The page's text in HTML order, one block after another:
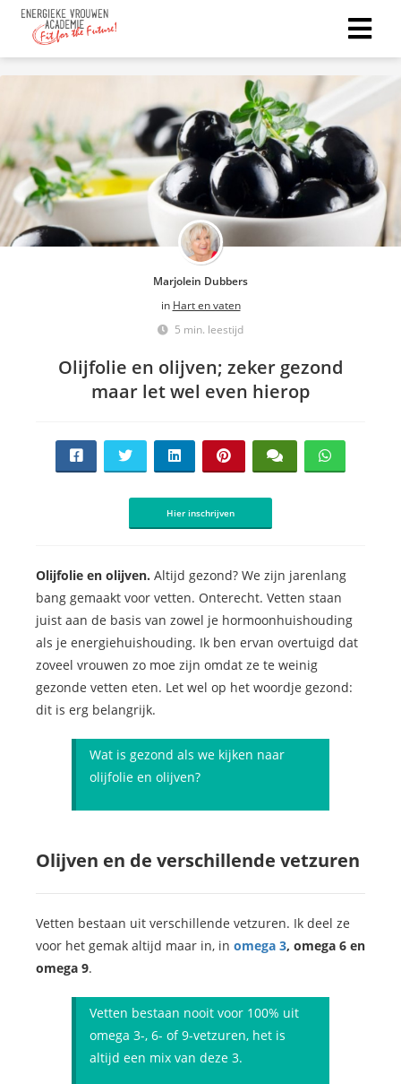
Marjolein Dubbers
in Hart en vaten
5 min. leestijd
Olijfolie en olijven; zeker gezond
maar let wel even hierop
Hier inschrijven
Olijfolie en olijven. Altijd gezond? We zijn jarenlang
bang gemaakt voor vetten. Onterecht. Vetten staan
juist aan de basis van zowel je hormoonhuishouding
als je energiehuishouding. Ik ben ervan overtuigd dat
zoveel vrouwen zo moe zijn omdat ze te weinig
gezonde vetten eten. Let wel op het woordje gezond:
dit is erg belangrijk.
Wat is gezond als we kijken naar
olijfolie en olijven?
Olijven en de verschillende vetzuren
Vetten bestaan uit verschillende vetzuren. Ik deel ze
voor het gemak altijd maar in, in omega 3, omega 6 en
omega 9.
Vetten bestaan nooit voor 100% uit
omega 3-, 6- of 9-vetzuren, het is
altijd een mix van deze 3.